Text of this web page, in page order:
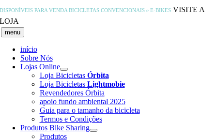
Skip
content
DISPONÍVEIS PARA VENDABICICLETAS CONVENCIONAIS e E-BIKES VISITE A
LOJA
menu
início
Sobre Nós
Lojas Online
Loja Bicicletas Órbita
Loja Bicicletas Lightmobie
Revendedores Órbita
apoio fundo ambiental 2025
Guia para o tamanho da bicicleta
Termos e Condições
Produtos Bike Sharing
Produtos